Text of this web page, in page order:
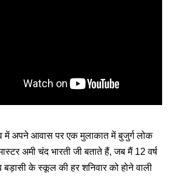
में अपने आवास पर एक मुलाकात में बुजुर्ग लोक
अमी चंद भारती जी बताते हैं, जब मैं 12 वर्ष
बड़ासी के स्कूल की हर शनिवार को होने वाली